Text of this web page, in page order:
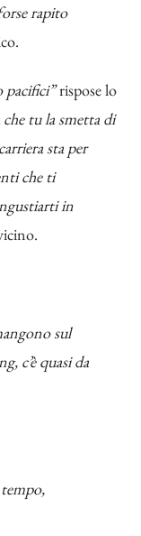
rapito
pacifici”rispose lo
tu la smetta di
sta per
che ti
in
sul
c’è quasi da